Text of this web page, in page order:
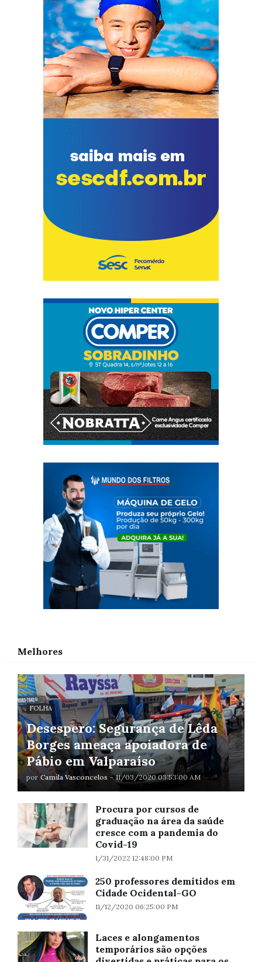
Melhores
FOLHA
Desespero: Segurança de Lêda
Borges ameaça apoiadora de
Pábio em Valparaíso
por Camila Vasconcelos - 11/03/2020 03:53:00 AM
Procura por cursos de
graduação na área da saúde
cresce com a pandemia do
Covid-19
1/31/2022 12:48:00 PM
250 professores demitidos em
Cidade Ocidental-GO
11/12/2020 06:25:00 PM
Laces e alongamentos
temporários são opções